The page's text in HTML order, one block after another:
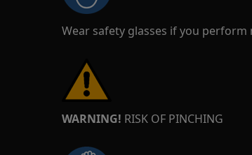
Wear safety glasses if you
WARNING! RISK OF PINCHING